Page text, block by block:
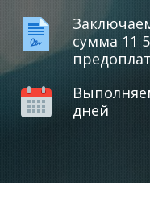
сумма 11
дней